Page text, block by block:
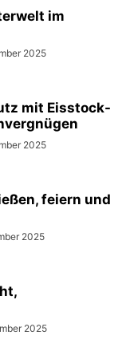
im
2025
mit Eisstock-
2025
feiern und
2025
2025